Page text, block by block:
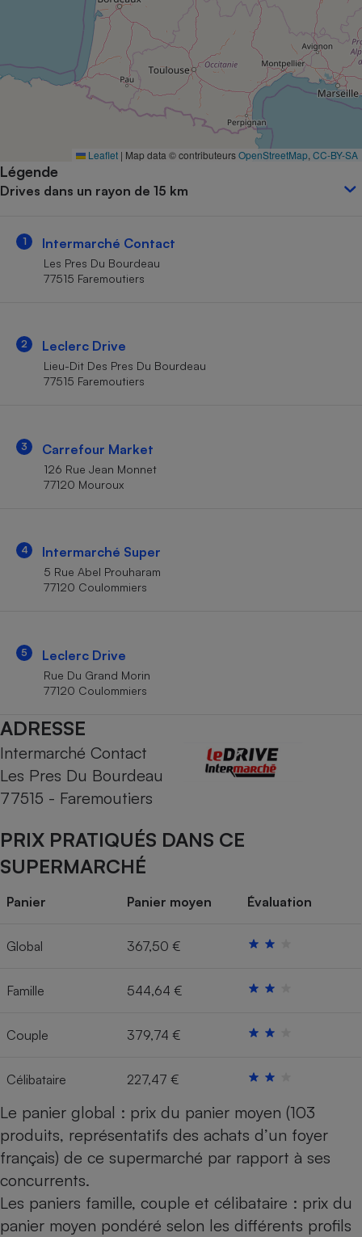
Leaflet | Map data © contributeursOpenStreetMap CC-BY-SA
Légende
Drives dans un rayon de 15 km
1 Intermarché Contact
Les Pres Du Bourdeau
77515 Faremoutiers
2 Leclerc Drive
Lieu-Dit Des Pres Du Bourdeau
77515 Faremoutiers
3 Carrefour Market
126 Rue Jean Monnet
77120 Mouroux
4 Intermarché Super
5 Rue Abel Prouharam
77120 Coulommiers
5 Leclerc Drive
Rue Du Grand Morin
77120 Coulommiers
ADRESSE
Intermarché Contact
Les Pres Du Bourdeau
77515 - Faremoutiers
PRIX PRATIQUÉS DANS CE
SUPERMARCHÉ
Panier Panier moyen Évaluation
Global 367,50 €
Famille 544,64 €
Couple 379,74 €
Célibataire 227,47 €
Le panier global : prix du panier moyen (103
produits, représentatifs des achats d’un foyer
français) de ce supermarché par rapport à ses
concurrents.
Les paniers famille, couple et célibataire : prix du
panier moyen pondéré selon les différents profils
Complément
alimentaire
Assurance emprunteur
Banque
Petit électroménager -
Cafetière à expressos
Matelas
Mutuelle